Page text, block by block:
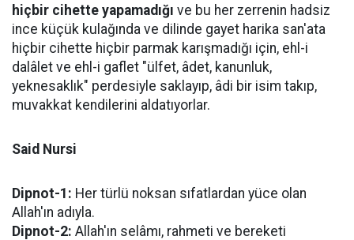
hiçbir cihette yapamadığı ve bu her zerrenin hadsiz
ince küçük kulağında ve dilinde gayet harika san'ata
hiçbir cihette hiçbir parmak karışmadığı için, ehl-i
dalâlet ve ehl-i gaflet "ülfet, âdet, kanunluk,
yeknesaklık" perdesiyle saklayıp, âdi bir isim takıp,
muvakkat kendilerini aldatıyorlar.
Said Nursi
Dipnot-1: Her türlü noksan sıfatlardan yüce olan
Allah'ın adıyla.
Dipnot-2: Allah'ın selâmı, rahmeti ve bereketi